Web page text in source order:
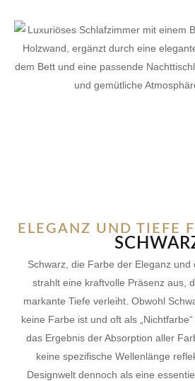
ELEGANZ UND TIEFE
Schwarz, die Farbe der Eleganz und
strahlt eine kraftvolle Präsenz aus,
markante Tiefe verleiht. Obwohl
keine Farbe ist und oft als
das Ergebnis der Absorption aller
keine spezifische Wellenlänge
Designwelt dennoch als eine